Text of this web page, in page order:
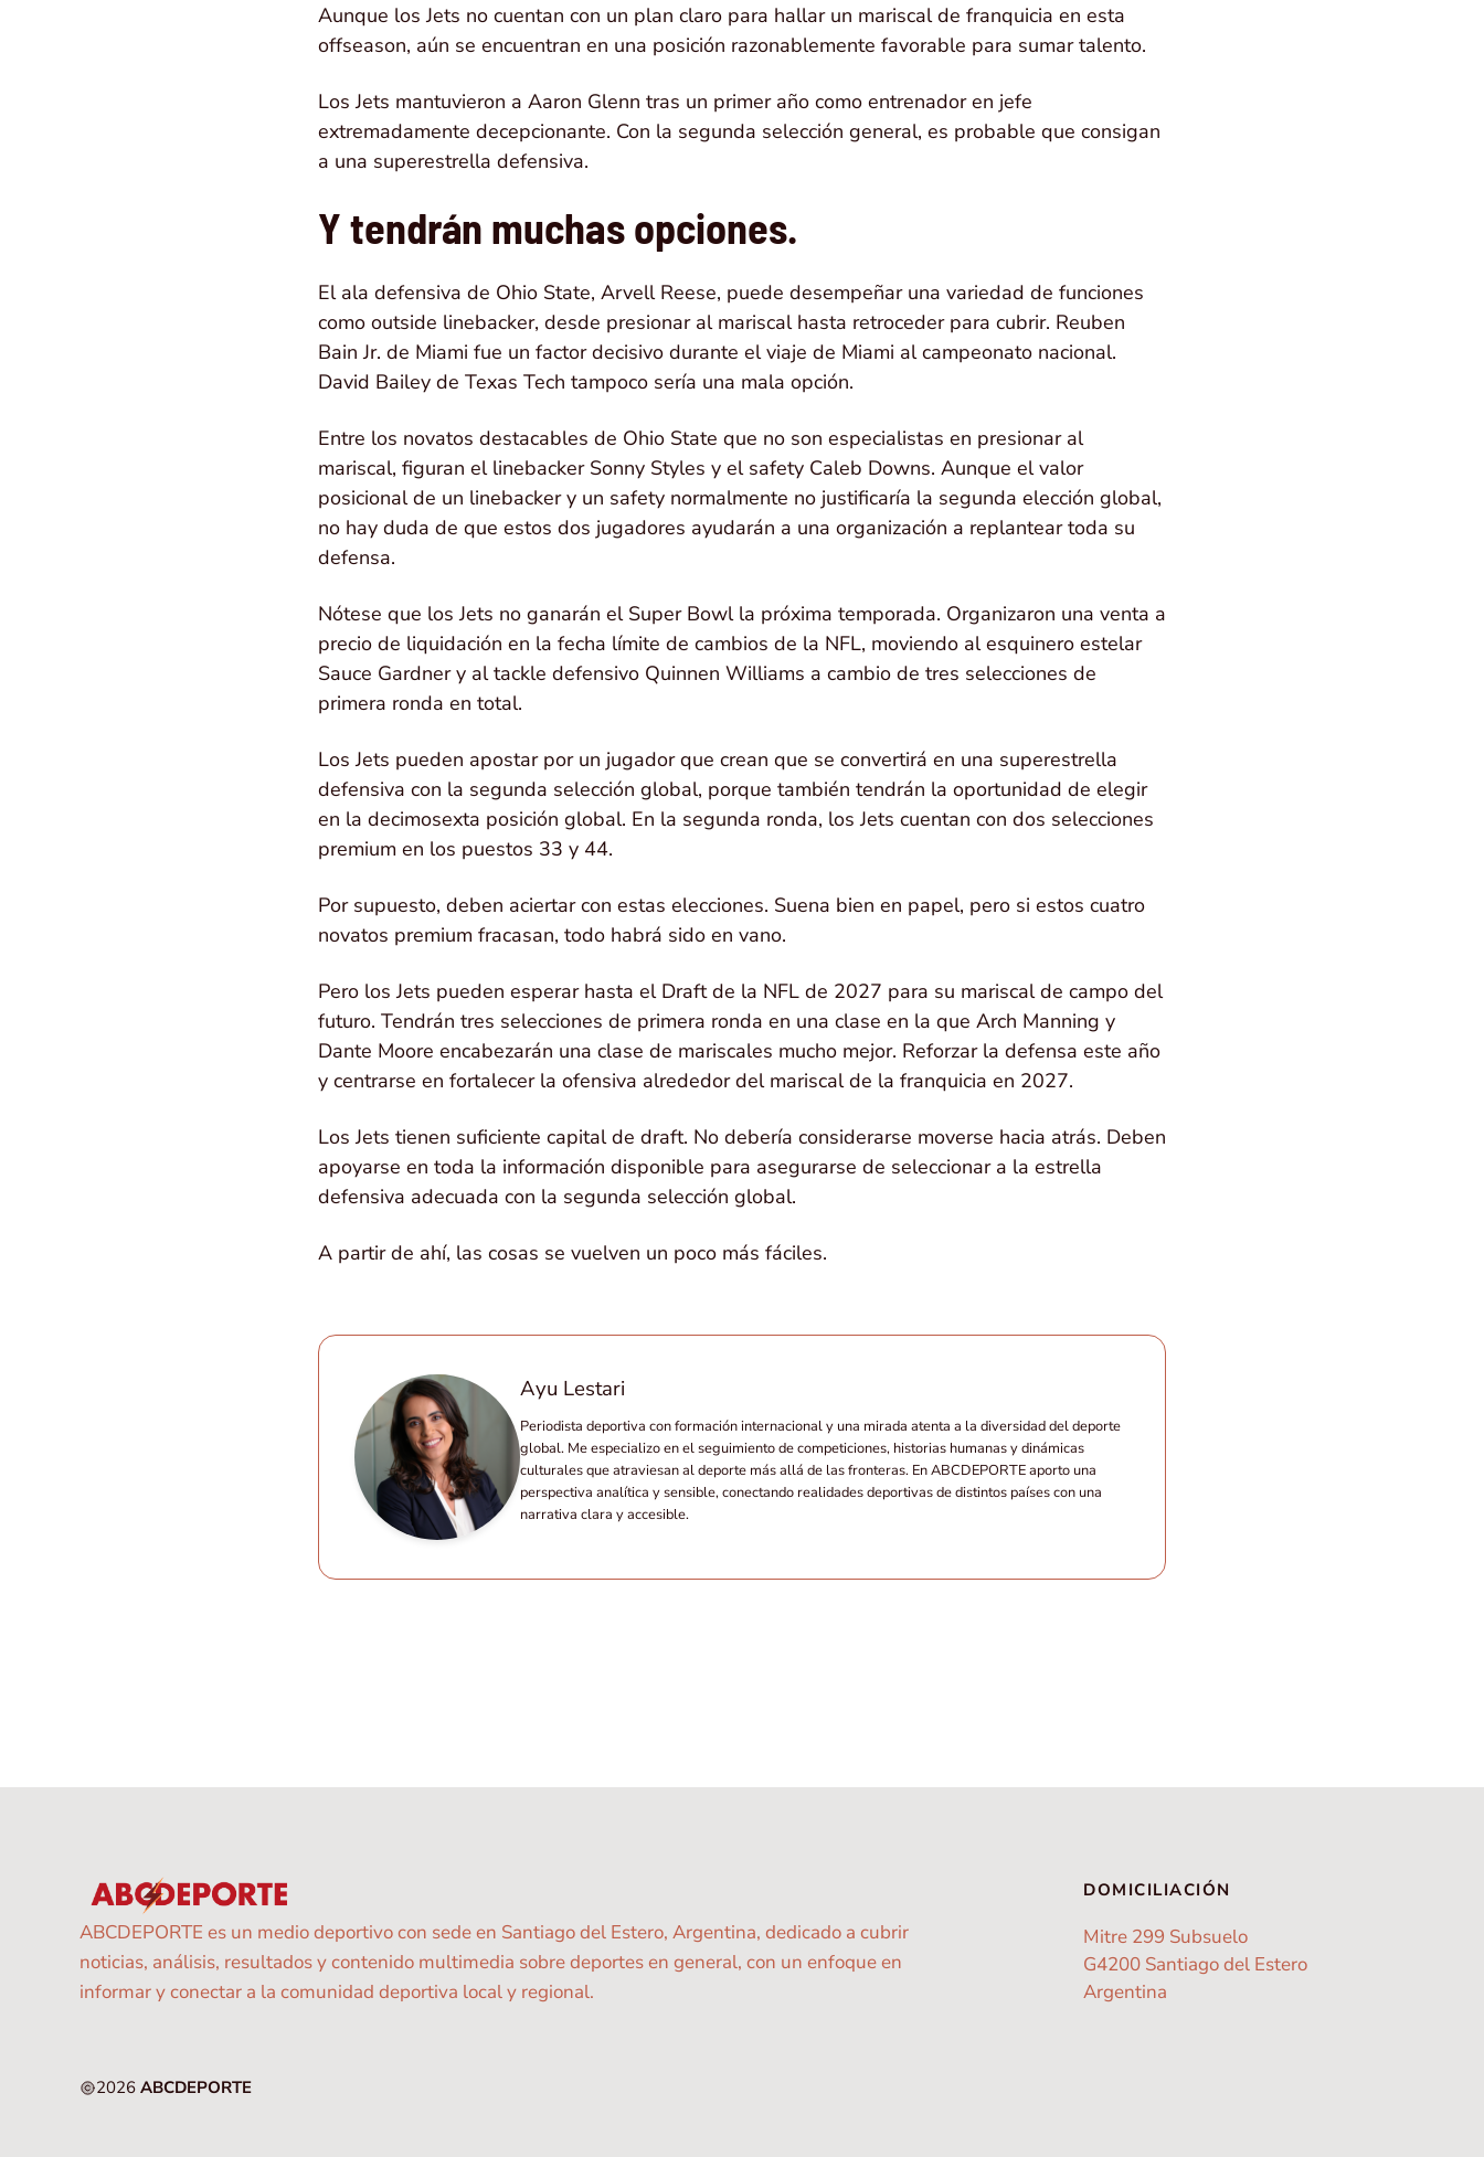
Aunque los Jets no cuentan con un plan claro para hallar un mariscal de franquicia en esta
offseason, aún se encuentran en una posición razonablemente favorable para sumar talento.
Los Jets mantuvieron a Aaron Glenn tras un primer año como entrenador en jefe
extremadamente decepcionante. Con la segunda selección general, es probable que consigan
a una superestrella defensiva.
Y tendrán muchas opciones.
El ala defensiva de Ohio State, Arvell Reese, puede desempeñar una variedad de funciones
como outside linebacker, desde presionar al mariscal hasta retroceder para cubrir. Reuben
Bain Jr. de Miami fue un factor decisivo durante el viaje de Miami al campeonato nacional.
David Bailey de Texas Tech tampoco sería una mala opción.
Entre los novatos destacables de Ohio State que no son especialistas en presionar al
mariscal, figuran el linebacker Sonny Styles y el safety Caleb Downs. Aunque el valor
posicional de un linebacker y un safety normalmente no justificaría la segunda elección global,
no hay duda de que estos dos jugadores ayudarán a una organización a replantear toda su
defensa.
Nótese que los Jets no ganarán el Super Bowl la próxima temporada. Organizaron una venta a
precio de liquidación en la fecha límite de cambios de la NFL, moviendo al esquinero estelar
Sauce Gardner y al tackle defensivo Quinnen Williams a cambio de tres selecciones de
primera ronda en total.
Los Jets pueden apostar por un jugador que crean que se convertirá en una superestrella
defensiva con la segunda selección global, porque también tendrán la oportunidad de elegir
en la decimosexta posición global. En la segunda ronda, los Jets cuentan con dos selecciones
premium en los puestos 33 y 44.
Por supuesto, deben aciertar con estas elecciones. Suena bien en papel, pero si estos cuatro
novatos premium fracasan, todo habrá sido en vano.
Pero los Jets pueden esperar hasta el Draft de la NFL de 2027 para su mariscal de campo del
futuro. Tendrán tres selecciones de primera ronda en una clase en la que Arch Manning y
Dante Moore encabezarán una clase de mariscales mucho mejor. Reforzar la defensa este año
y centrarse en fortalecer la ofensiva alrededor del mariscal de la franquicia en 2027.
Los Jets tienen suficiente capital de draft. No debería considerarse moverse hacia atrás. Deben
apoyarse en toda la información disponible para asegurarse de seleccionar a la estrella
defensiva adecuada con la segunda selección global.
A partir de ahí, las cosas se vuelven un poco más fáciles.
Ayu Lestari
Periodista deportiva con formación internacional y una mirada atenta a la diversidad del deporte
global. Me especializo en el seguimiento de competiciones, historias humanas y dinámicas
culturales que atraviesan al deporte más allá de las fronteras. En ABCDEPORTE aporto una
perspectiva analítica y sensible, conectando realidades deportivas de distintos países con una
narrativa clara y accesible.
ABCDEPORTE es un medio deportivo con sede en Santiago del Estero, Argentina, dedicado a cubrir
noticias, análisis, resultados y contenido multimedia sobre deportes en general, con un enfoque en
informar y conectar a la comunidad deportiva local y regional.
DOMICILIACIÓN
Mitre 299 Subsuelo
G4200 Santiago del Estero
Argentina
2026 ABCDEPORTE